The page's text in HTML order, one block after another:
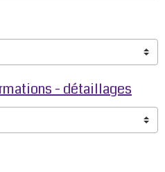
- détaillages